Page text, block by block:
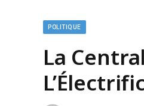
POLITIQUE
La